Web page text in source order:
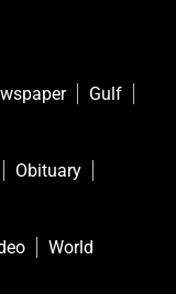
Gulf
Obituary
World